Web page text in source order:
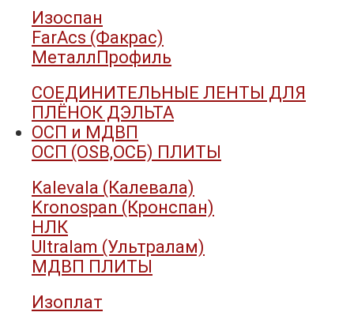
Изоспан
FarAcs (Факрас)
МеталлПрофиль
СОЕДИНИТЕЛЬНЫЕ ЛЕНТЫ ДЛЯ
ПЛЁНОК ДЭЛЬТА
ОСП и МДВП
ОСП (OSB,ОСБ) ПЛИТЫ
Kalevala (Калевала)
Kronospan (Кронспан)
НЛК
Ultralam (Ультралам)
МДВП ПЛИТЫ
Изоплат